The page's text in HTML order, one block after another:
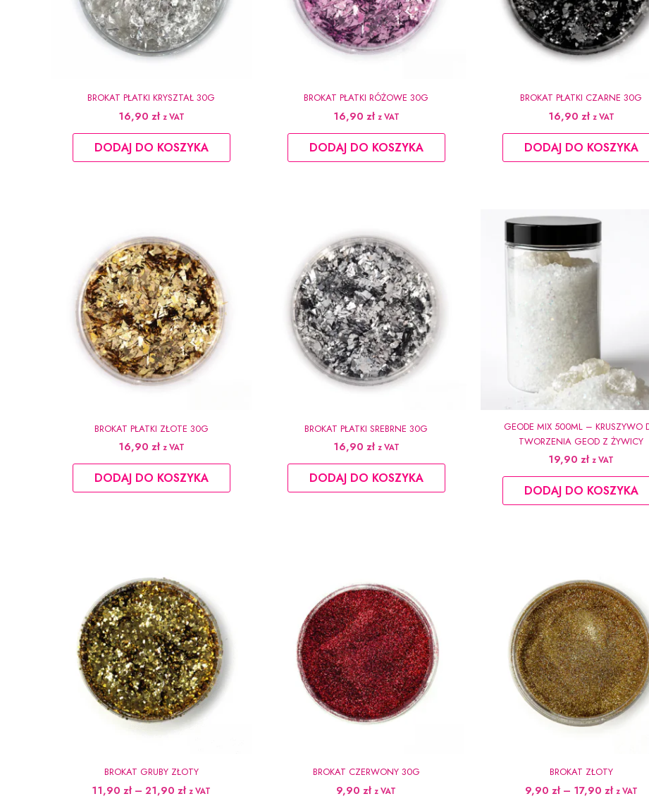
BROKAT PŁATKI KRYSZTAŁ 30G
16,90 zł z VAT
DODAJ DO KOSZYKA
BROKAT PŁATKI RÓŻOWE 30G
16,90 zł z VAT
DODAJ DO KOSZYKA
BROKAT PŁATKI CZARNE 30G
16,90 zł z VAT
DODAJ DO KOSZYKA
BROKAT PŁATKI ZŁOTE 30G
16,90 zł z VAT
DODAJ DO KOSZYKA
BROKAT PŁATKI SREBRNE 30G
16,90 zł z VAT
DODAJ DO KOSZYKA
GEODE MIX 500ML – KRUSZYWO
TWORZENIA GEOD Z ŻYWICY
19,90 zł z VAT
DODAJ DO KOSZYKA
BROKAT GRUBY ZŁOTY
11,90 zł – 21,90 złZakres
z VAT
BROKAT CZERWONY 30G
9,90 zł z VAT
BROKAT ZŁOTY
9,90 zł – 17,90 złZakres
z VAT